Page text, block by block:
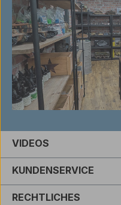
VIDEOS
KUNDENSERVICE
RECHTLICHES